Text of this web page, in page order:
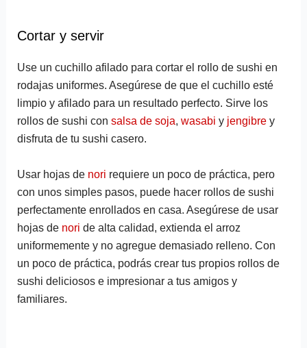
Cortar y servir
Use un cuchillo afilado para cortar el rollo de sushi en
rodajas uniformes. Asegúrese de que el cuchillo esté
limpio y afilado para un resultado perfecto. Sirve los
rollos de sushi consalsa de soja ,wasabi y jengibre y
disfruta de tu sushi casero.
Usar hojas de nori requiere un poco de práctica, pero
con unos simples pasos, puede hacer rollos de sushi
perfectamente enrollados en casa. Asegúrese de usar
hojas de nori de alta calidad, extienda el arroz
uniformemente y no agregue demasiado relleno. Con
un poco de práctica, podrás crear tus propios rollos de
sushi deliciosos e impresionar a tus amigos y
familiares.